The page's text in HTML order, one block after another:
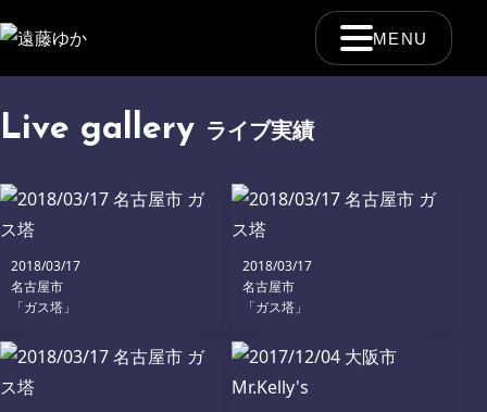
MENU
Live gallery ライブ実績
2018/03/17
名古屋市
「ガス塔」
2018/03/17
名古屋市
「ガス塔」